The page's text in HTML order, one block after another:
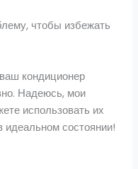
чтобы избежать
кондиционер
Надеюсь, мои
использовать их
состоянии!